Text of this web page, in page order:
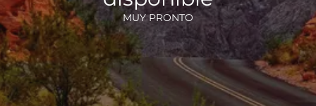
MUY PRONTO